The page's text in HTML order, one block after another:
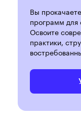
Вы
программ для
Освоите
практики,